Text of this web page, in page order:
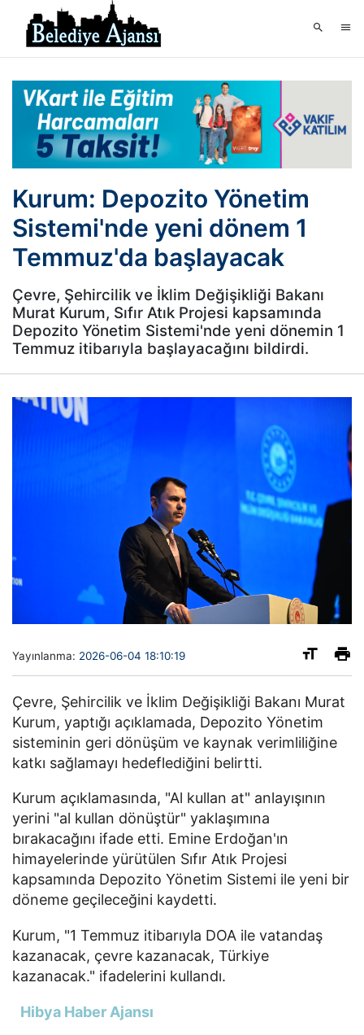
Kurum: Depozito Yönetim
Sistemi'nde yeni dönem 1
Temmuz'da başlayacak
Çevre, Şehircilik ve İklim Değişikliği Bakanı
Murat Kurum, Sıfır Atık Projesi kapsamında
Depozito Yönetim Sistemi'nde yeni dönemin 1
Temmuz itibarıyla başlayacağını bildirdi.
Yayınlanma: 2026-06-04 18:10:19
Çevre, Şehircilik ve İklim Değişikliği Bakanı Murat
Kurum, yaptığı açıklamada, Depozito Yönetim
sisteminin geri dönüşüm ve kaynak verimliliğine
katkı sağlamayı hedeflediğini belirtti.
Kurum açıklamasında, "Al kullan at" anlayışının
yerini "al kullan dönüştür" yaklaşımına
bırakacağını ifade etti. Emine Erdoğan'ın
himayelerinde yürütülen Sıfır Atık Projesi
kapsamında Depozito Yönetim Sistemi ile yeni bir
döneme geçileceğini kaydetti.
Kurum, "1 Temmuz itibarıyla DOA ile vatandaş
kazanacak, çevre kazanacak, Türkiye
kazanacak." ifadelerini kullandı.
Hibya Haber Ajansı